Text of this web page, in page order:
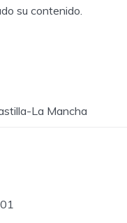
su contenido.
La Mancha